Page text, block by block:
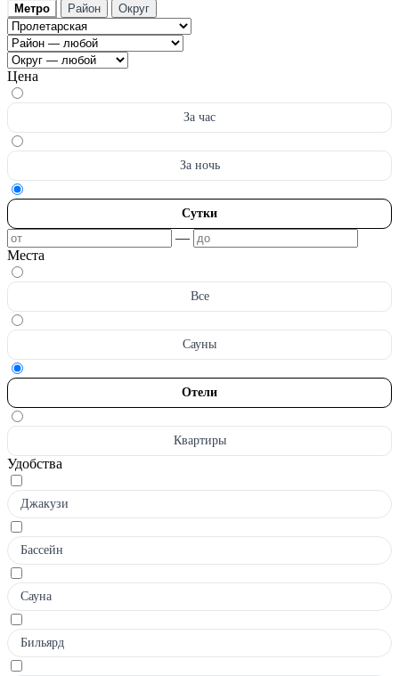
Метро Район Округ
Цена
За час
За ночь
Сутки
—
Места
Все
Сауны
Отели
Квартиры
Удобства
Джакузи
Бассейн
Сауна
Бильярд